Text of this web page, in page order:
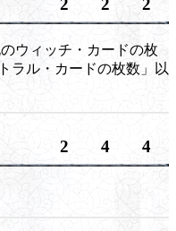
2 2 2
ウィッチ・カードの枚
ラル・カードの枚数」以
2 4 4